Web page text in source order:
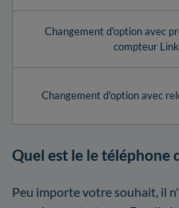
Changement d'option avec
compteur
Changement d'option avec
Quel est le le téléphone
Peu importe votre souhait, il